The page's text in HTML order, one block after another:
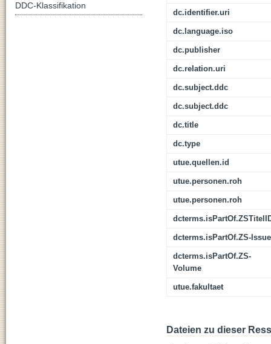
dc.identifier.uri
dc.language.iso
dc.publisher
dc.relation.uri
dc.subject.ddc
dc.subject.ddc
dc.title
dc.type
utue.quellen.id
utue.personen.roh
utue.personen.roh
dcterms.isPartOf.ZS-Issue
dcterms.isPartOf.ZS-
Volume
utue.fakultaet
Dateien zu dieser
DDC-Klassifikation